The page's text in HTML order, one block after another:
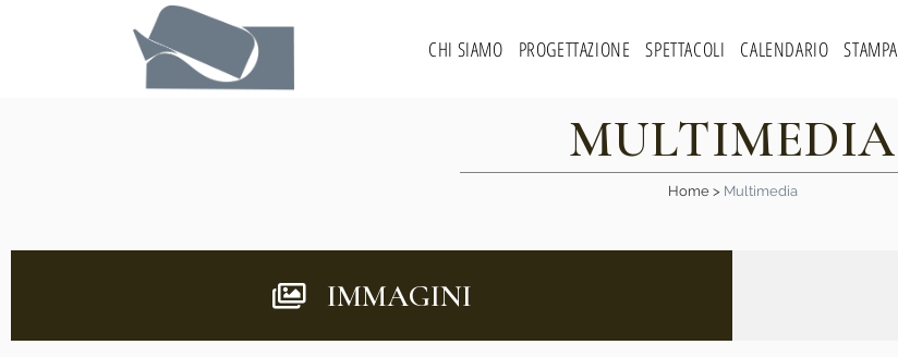
CHI SIAMO PROGETTAZIONE SPETTACOLI CALENDARIO STAMPA
MULTIMEDIA
Home> Multimedia
IMMAGINI